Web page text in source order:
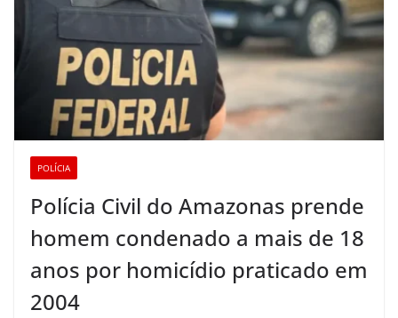
POLÍCIA
Polícia Civil do Amazonas prende
homem condenado a mais de 18
anos por homicídio praticado em
2004